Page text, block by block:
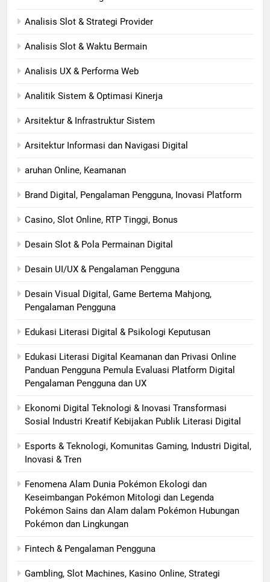
Analisis Slot & Strategi Provider
Analisis Slot & Waktu Bermain
Analisis UX & Performa Web
Analitik Sistem & Optimasi Kinerja
Arsitektur & Infrastruktur Sistem
Arsitektur Informasi dan Navigasi Digital
aruhan Online, Keamanan
Brand Digital, Pengalaman Pengguna, Inovasi Platform
Casino, Slot Online, RTP Tinggi, Bonus
Desain Slot & Pola Permainan Digital
Desain UI/UX & Pengalaman Pengguna
Desain Visual Digital, Game Bertema Mahjong,
Pengalaman Pengguna
Edukasi Literasi Digital & Psikologi Keputusan
Edukasi Literasi Digital Keamanan dan Privasi Online
Panduan Pengguna Pemula Evaluasi Platform Digital
Pengalaman Pengguna dan UX
Ekonomi Digital Teknologi & Inovasi Transformasi
Sosial Industri Kreatif Kebijakan Publik Literasi Digital
Esports & Teknologi, Komunitas Gaming, Industri Digital,
Inovasi & Tren
Fenomena Alam Dunia Pokémon Ekologi dan
Keseimbangan Pokémon Mitologi dan Legenda
Pokémon Sains dan Alam dalam Pokémon Hubungan
Pokémon dan Lingkungan
Fintech & Pengalaman Pengguna
Gambling, Slot Machines, Kasino Online, Strategi